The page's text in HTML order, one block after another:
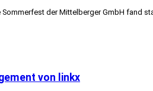
der Mittelberger GmbH fand
von linkx